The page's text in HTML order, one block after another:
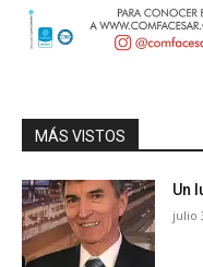
MÁS VISTOS
Un
julio